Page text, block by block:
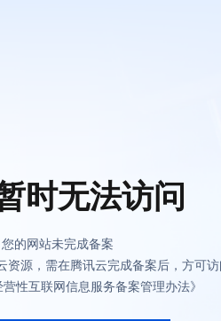
时无法访问
您的网站未完成备案
资源，需在腾讯云完成备案后，方可
性互联网信息服务备案管理办法》